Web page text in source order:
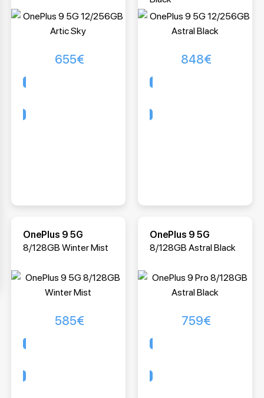
655€ 848€
OnePlus 9 5G
8/128GB Winter Mist
585€
OnePlus 9 5G
8/128GB Astral Black
759€